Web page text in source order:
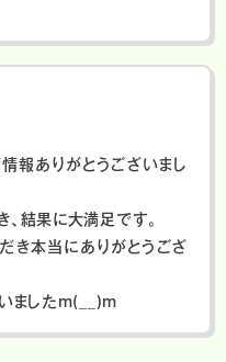
報ありがとうございまし
結果に大満足です。
き本当にありがとうござ
ましたm(__)m